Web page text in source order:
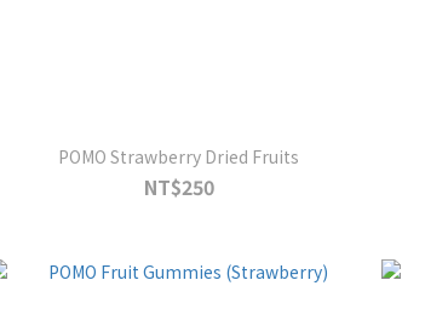
POMO Strawberry Dried Fruits
NT$250